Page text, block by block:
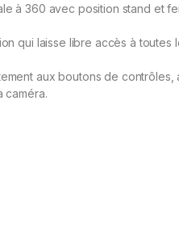
à 360 avec position stand et
qui laisse libre accès à toutes
aux boutons de contrôles,
caméra.